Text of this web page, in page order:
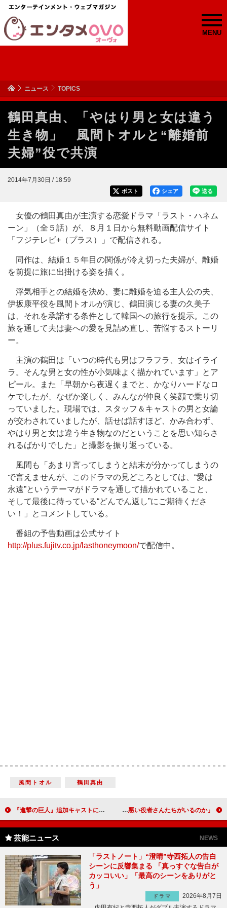
MENU
ニュース TOPICS
鶴田真由、「やはり男と女は違う
生き物」 風間トオルと“離婚前
夫婦”役で共演
2014年7月30日 / 18:59
送る
シェア
ポスト
女優の鶴田真由が主演する恋愛ドラマ「ラスト・ハネム
ーン」（全５話）が、８月１日から無料動画配信サイト
「フジテレビ+（プラス）」で配信される。
同作は、結婚１５年目の関係が冷え切った夫婦が、離婚
を前提に旅に出掛ける姿を描く。
浮気相手との結婚を決め、妻に離婚を迫る主人公の夫、
伊坂康平役を風間トオルが演じ、鶴田演じる妻の久美子
は、それを承諾する条件として韓国への旅行を提示。この
旅を通して夫は妻への愛を見詰め直し、苦悩するストーリ
ー。
主演の鶴田は「いつの時代も男はフラフラ、女はイライ
ラ。そんな男と女の性が小気味よく描かれています」とア
ピール。また「早朝から夜遅くまでと、かなりハードなロ
ケでしたが、なぜか楽しく、みんなが仲良く笑顔で乗り切
っていました。現場では、スタッフ＆キャストの男と女論
が交わされていましたが、話せば話すほど、かみ合わず、
やはり男と女は違う生き物なのだということを思い知らさ
れるばかりでした」と撮影を振り返っている。
風間も「あまり言ってしまうと結末が分かってしまうの
で言えませんが、このドラマの見どころとしては、“愛は
永遠”というテーマがドラマを通して描かれていること、
そして最後に待っている“どんでん返し”にご期待くださ
い！」とコメントしている。
番組の予告動画は公式サイト
http://plus.fujitv.co.jp/lasthoneymoon/で配信中。
風間トオル 鶴田真由
『進撃の巨人』追加キャストに長谷川博己、水原希子ら ２０１５年夏に前後篇の２部作で公開決定 中井貴一＆阿部寛、交わした会話は「あいさつとせりふだけ」 若松監督も「こんなに仲の悪い役者さんたちがいるのか」
芸能ニュース NEWS
「ラストノート」“澄晴”寺西拓人の告白
シーンに反響集まる 「真っすぐな告白が
カッコいい」「最高のシーンをありがと
う」
ドラマ
2026年8月7日